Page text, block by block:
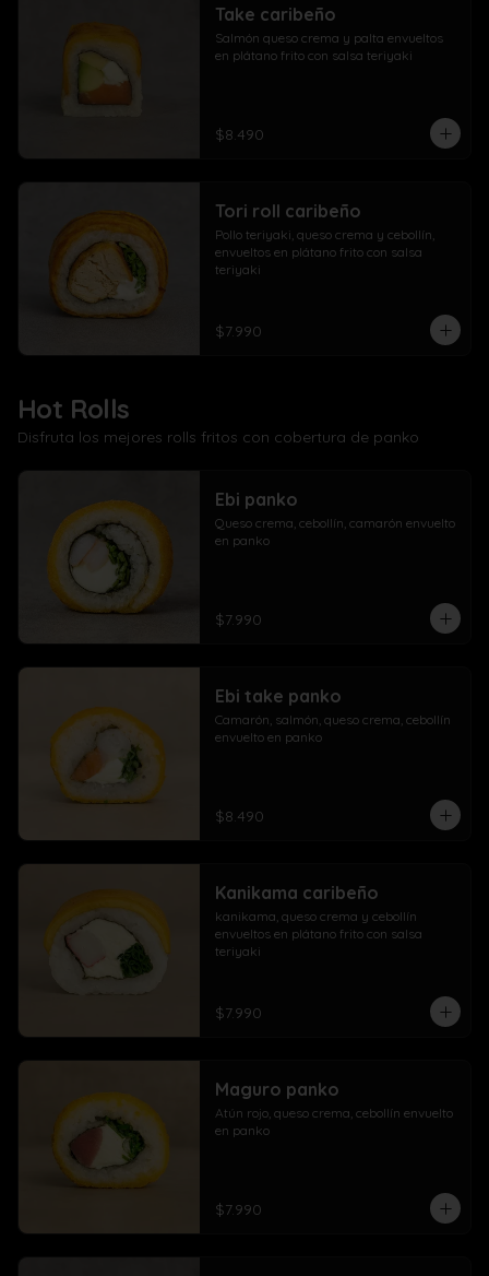
Take caribeño
Salmón queso crema y palta envueltos
en plátano frito con salsa teriyaki
$8.490
Tori roll caribeño
Pollo teriyaki, queso crema y cebollín,
envueltos en plátano frito con salsa
teriyaki
$7.990
Hot Rolls
Disfruta los mejores rolls fritos con cobertura de panko
Ebi panko
Queso crema, cebollín, camarón envuelto
en panko
$7.990
Ebi take panko
Camarón, salmón, queso crema, cebollín
envuelto en panko
$8.490
Kanikama caribeño
kanikama, queso crema y cebollín
envueltos en plátano frito con salsa
teriyaki
$7.990
Maguro panko
Atún rojo, queso crema, cebollín envuelto
en panko
$7.990